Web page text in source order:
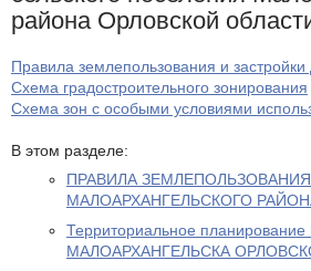
района Орловской
Правила землепользования и
Схема градостроительного зонирования
Схема зон с особыми условиями
В этом разделе:
ПРАВИЛА
МАЛОАРХАНГЕЛЬСКОГО
Территориальное
МАЛОАРХАНГЕЛЬСКА